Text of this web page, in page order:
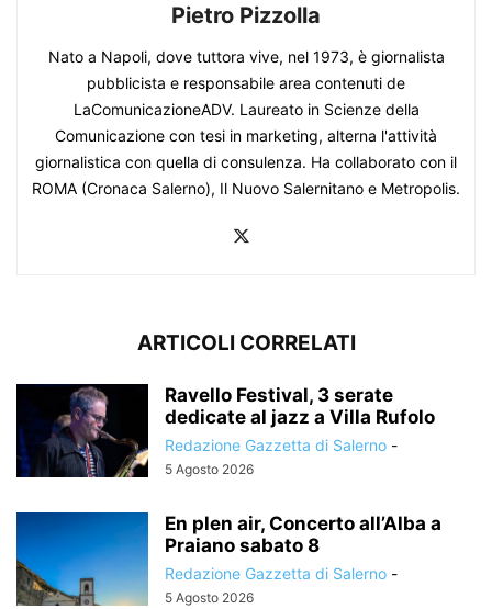
Pietro Pizzolla
Nato a Napoli, dove tuttora vive, nel 1973, è giornalista
pubblicista e responsabile area contenuti de
LaComunicazioneADV. Laureato in Scienze della
Comunicazione con tesi in marketing, alterna l'attività
giornalistica con quella di consulenza. Ha collaborato con il
ROMA (Cronaca Salerno), Il Nuovo Salernitano e Metropolis.
ARTICOLI CORRELATI
Ravello Festival, 3 serate
dedicate al jazz a Villa Rufolo
Redazione Gazzetta di Salerno -
5 Agosto 2026
En plen air, Concerto all’Alba a
Praiano sabato 8
Redazione Gazzetta di Salerno -
5 Agosto 2026